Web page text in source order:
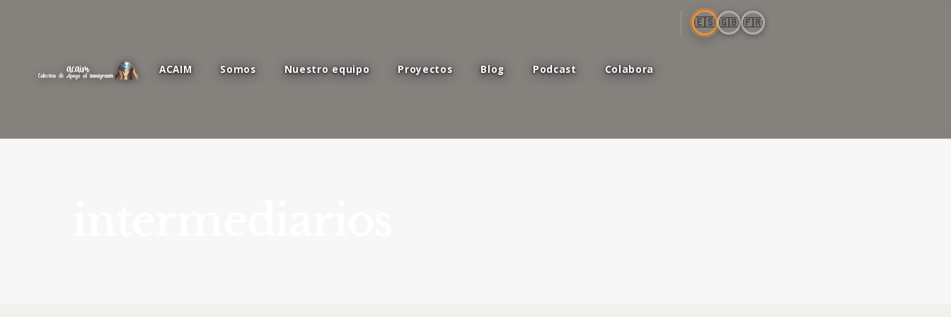
ACAIM Somos Nuestro equipo Proyectos Blog Podcast Colabora
🇪🇸 🇬🇧 🇫🇷